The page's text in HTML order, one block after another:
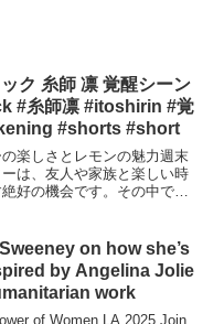
ク 糸師 凛 覚醒シーン
#糸師凛 #itoshirin #覚
#shorts #short
楽しさとレモンの魅力週末
は、友人や家族と楽しい時
好の機会です。その中でも
です。爽やかな酸味があ
理や飲み物にア...
on how she’s
by Angelina Jolie
work
of Women LA 2025 Join